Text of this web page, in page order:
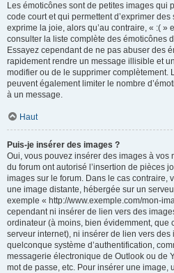
Les émoticônes sont de petites images qui
code court et qui permettent d’exprimer
exprime la joie, alors qu’au contraire, « :( »
consulter la liste complète des émoticônes
Essayez cependant de ne pas abuser des
rapidement rendre un message illisible et
modifier ou de le supprimer complètement.
peuvent également limiter le nombre
à un message.
Haut
Puis-je insérer des images ?
Oui, vous pouvez insérer des images à vos
du forum ont autorisé l’insertion de pièces
images sur le forum. Dans le cas contraire,
une image distante, hébergée sur un
exemple « http://www.exemple.com/mon-
cependant ni insérer de lien vers des
ordinateur (à moins, bien évidemment, que
serveur internet), ni insérer de lien vers
quelconque système d’authentification,
messagerie électronique de Outlook ou de
mot de passe, etc. Pour insérer une image,